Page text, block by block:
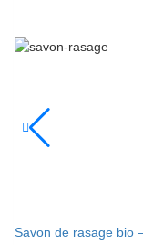
Savon de rasage bio